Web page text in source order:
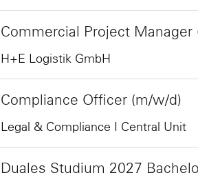
Commercial Project Manager
H+E Logistik GmbH
Compliance Officer (m/w/d)
Legal & Compliance I Central Unit
Duales Studium 2027